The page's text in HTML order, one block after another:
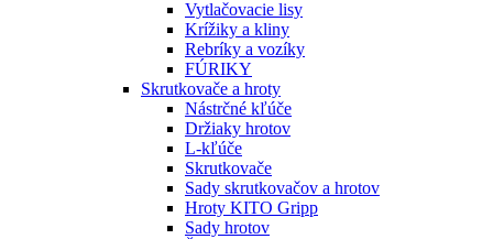
Vytlačovacie lisy
Krížiky a kliny
Rebríky a vozíky
FÚRIKY
Skrutkovače a hroty
Nástrčné kľúče
Držiaky hrotov
L-kľúče
Skrutkovače
Sady skrutkovačov a hrotov
Hroty KITO Gripp
Sady hrotov